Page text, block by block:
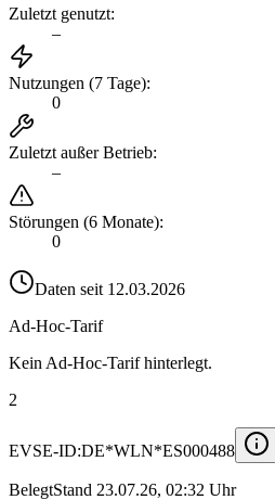
Zuletzt genutzt:
–
Nutzungen (7 Tage):
0
Zuletzt außer Betrieb:
–
Störungen (6 Monate):
0
Daten seit 12.03.2026
Ad-Hoc-Tarif
Kein Ad-Hoc-Tarif hinterlegt.
2
EVSE-ID:DE*WLN*ES000488
BelegtStand 23.07.26, 02:32 Uhr